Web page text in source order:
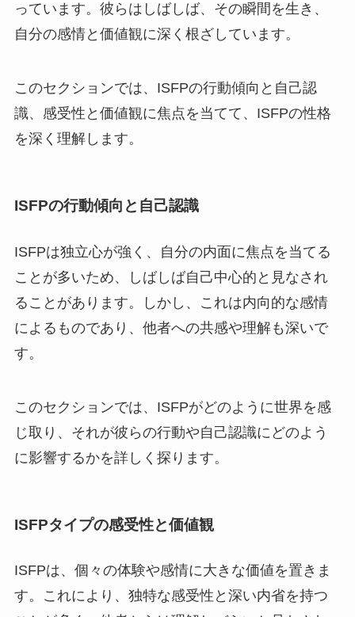
っています。彼らはしばしば、その瞬間を生き、
自分の感情と価値観に深く根ざしています。
このセクションでは、ISFPの行動傾向と自己認
識、感受性と価値観に焦点を当てて、ISFPの性格
を深く理解します。
ISFPの行動傾向と自己認識
ISFPは独立心が強く、自分の内面に焦点を当てる
ことが多いため、しばしば自己中心的と見なされ
ることがあります。しかし、これは内向的な感情
によるものであり、他者への共感や理解も深いで
す。
このセクションでは、ISFPがどのように世界を感
じ取り、それが彼らの行動や自己認識にどのよう
に影響するかを詳しく探ります。
ISFPタイプの感受性と価値観
ISFPは、個々の体験や感情に大きな価値を置きま
す。これにより、独特な感受性と深い内省を持つ